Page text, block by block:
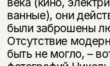
ванные), они
были заброшены
Отсутствие
быть не могло, –
нет,